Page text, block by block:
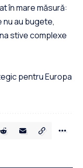
în mare măsură:
nu au bugete,
stive complexe
pentru Europa